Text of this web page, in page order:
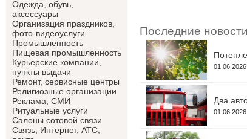
Одежда, обувь,
аксессуары
Организация праздников,
фото-видеоуслуги
Промышленность
Пищевая промышленность
Курьерские компании,
пункты выдачи
Ремонт, сервисные центры
Религиозные организации
Реклама, СМИ
Ритуальные услуги
Салоны сотовой связи
Связь, Интернет, АТС,
Последние
01.06.2026
Два
01.06.2026